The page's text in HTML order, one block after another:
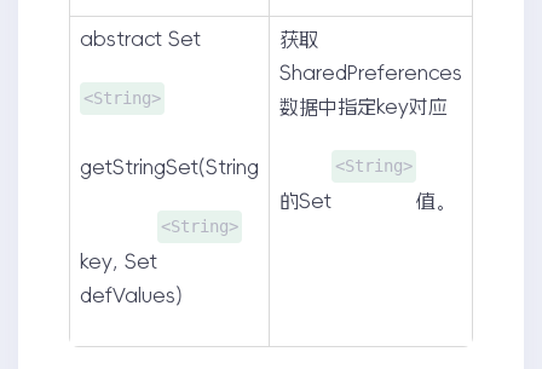
abstract Set
<String>
getStringSet(String
key, Set
<String>
defValues)
获取
SharedPreferences
数据中指定key对应
的Set
<String>
值。